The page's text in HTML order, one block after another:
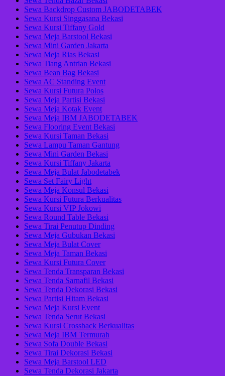
Sewa Backdrop Custom JABODETABEK
Sewa Kursi Singgasana Bekasi
Sewa Kursi Tiffany Gold
Sewa Meja Barstool Bekasi
Sewa Mini Garden Jakarta
Sewa Meja Rias Bekasi
Sewa Tiang Antrian Bekasi
Sewa Bean Bag Bekasi
Sewa AC Standing Event
Sewa Kursi Futura Polos
Sewa Meja Partisi Bekasi
Sewa Meja Kotak Event
Sewa Meja IBM JABODETABEK
Sewa Flooring Event Bekasi
Sewa Kursi Taman Bekasi
Sewa Lampu Taman Gantung
Sewa Mini Garden Bekasi
Sewa Kursi Tiffany Jakarta
Sewa Meja Bulat Jabodetabek
Sewa Set Fairy Light
Sewa Meja Konsul Bekasi
Sewa Kursi Futura Berkualitas
Sewa Kursi VIP Jokowi
Sewa Round Table Bekasi
Sewa Tirai Penutup Dinding
Sewa Meja Gubukan Bekasi
Sewa Meja Bulat Cover
Sewa Meja Taman Bekasi
Sewa Kursi Futura Cover
Sewa Tenda Transparan Bekasi
Sewa Tenda Sarnafil Bekasi
Sewa Tenda Dekorasi Bekasi
Sewa Partisi Hitam Bekasi
Sewa Meja Kursi Event
Sewa Tenda Serut Bekasi
Sewa Kursi Crossback Berkualitas
Sewa Meja IBM Termurah
Sewa Sofa Double Bekasi
Sewa Tirai Dekorasi Bekasi
Sewa Meja Barstool LED
Sewa Tenda Dekorasi Jakarta